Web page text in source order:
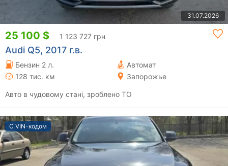
31.07.2026
25 100 $ 1 123 727 грн
Audi Q5, 2017 г.в.
Бензин 2 л.
Автомат
128 тис. км
Запорожье
Авто в чудовому стані, зроблено ТО
С VIN-кодом